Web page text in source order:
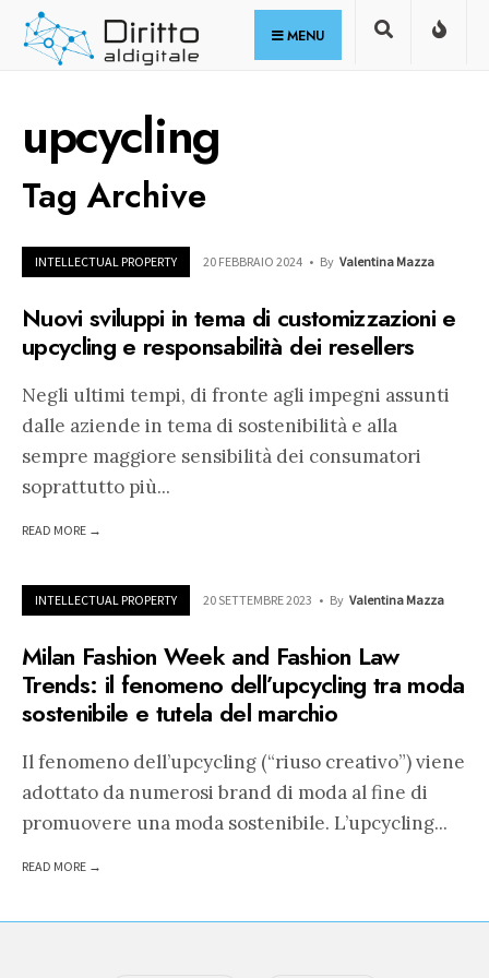
Skip
MENU
upcycling
Tag Archive
INTELLECTUAL PROPERTY 20 FEBBRAIO 2024 • By Valentina Mazza
Nuovi sviluppi in tema di customizzazioni e
upcycling e responsabilità dei resellers
Negli ultimi tempi, di fronte agli impegni assunti
dalle aziende in tema di sostenibilità e alla
sempre maggiore sensibilità dei consumatori
soprattutto più...
READ MORE →
INTELLECTUAL PROPERTY 20 SETTEMBRE 2023 • By Valentina Mazza
Milan Fashion Week and Fashion Law
Trends: il fenomeno dell’upcycling tra moda
sostenibile e tutela del marchio
Il fenomeno dell’upcycling (“riuso creativo”) viene
adottato da numerosi brand di moda al fine di
promuovere una moda sostenibile. L’upcycling...
READ MORE →